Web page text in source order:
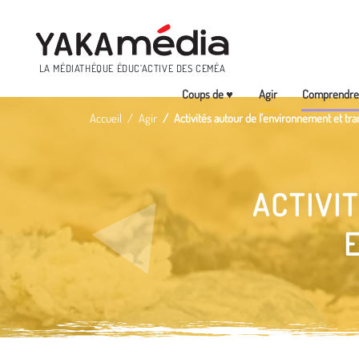
LA MÉDIATHÈQUE ÉDUC’ACTIVE DES CEMÉA
Menu
Coups de ♥ Agir Comprendre
Accueil Agir Activités autour de l'environnement et